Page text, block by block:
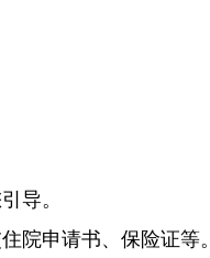
导。
院申请书、保险证等。